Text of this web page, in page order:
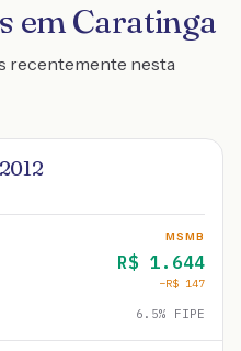
em Caratinga
recentemente nesta
MSMB
R$ 1.644
−R$ 147
6.5% FIPE